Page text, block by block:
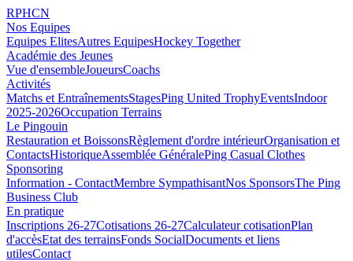
RPHCN
Nos Equipes
Equipes ElitesAutres EquipesHockey Together
Académie des Jeunes
Vue d'ensembleJoueursCoachs
Activités
Matchs et EntraînementsStagesPing United TrophyEventsIndoor
2025-2026Occupation Terrains
Le Pingouin
Restauration et BoissonsRèglement d'ordre intérieurOrganisation et
ContactsHistoriqueAssemblée GénéralePing Casual Clothes
Sponsoring
Information - ContactMembre SympathisantNos SponsorsThe Ping
Business Club
En pratique
Inscriptions 26-27Cotisations 26-27Calculateur cotisationPlan
d'accèsEtat des terrainsFonds SocialDocuments et liens
utilesContact